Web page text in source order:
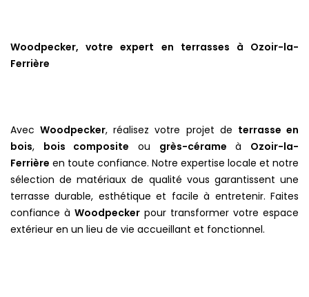
Woodpecker, votre expert en terrasses à Ozoir-la-
Ferrière
AvecWoodpecker, réalisez votre projet de terrasse en
bois, bois composite ou grès-cérame à Ozoir-la-
Ferrière en toute confiance. Notre expertise locale et notre
sélection de matériaux de qualité vous garantissent une
terrasse durable, esthétique et facile à entretenir. Faites
confiance à Woodpecker pour transformer votre espace
extérieur en un lieu de vie accueillant et fonctionnel.